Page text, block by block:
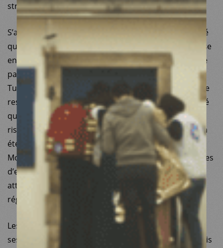
structures.
S’agissant de la procédure d’achat, il n’est pas discuté
que la société ayant fourni les équipements a été mise
en relation avec MdM Turquie par une société dirigée
par un membre de la famille du président de MdM
Turquie. C’était en effet le seul fournisseur capable de
respecter le cahier des charges et le niveau de qualité
qu’une organisation médicale se doit d’exiger. Le
risque de conflit d’intérêts induit par cette situation a
été clairement identifié et traité par Médecins du
Monde qui a pris l’initiative de demander à ses équipes
d’examiner ce dossier d’achat, en y apportant une
attention particulière conformément à la
réglementation et aux procédures internes.
Les équipes dédiées ont conclu que l’achat ainsi que
ses modalités étaient parfaitement en règle et ont pris